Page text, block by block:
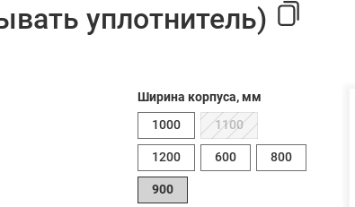
уплотнитель)
Ширина корпуса, мм
1000
1100
1200 600 800
900